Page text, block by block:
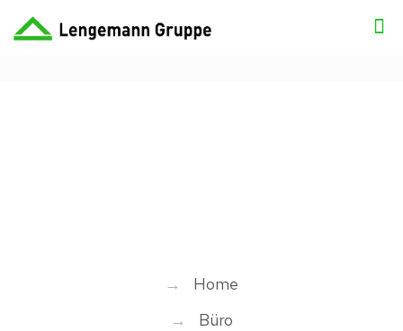
→
Home
→
Büro